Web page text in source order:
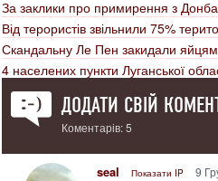
За заклики про примирення з
Від терористів звільнили 75%
Скандальну Ле Пен закидали
4 населених пункти Луганської
ДОДАТИ СВІЙ
Коментарів: 5
seal Показати IP 9